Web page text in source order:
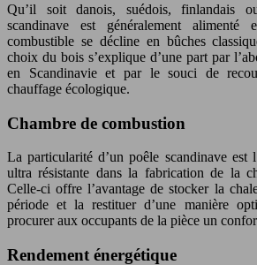
Qu’il soit danois, suédois, finlandais
scandinave est généralement
combustible se décline en bûches
choix du bois s’explique d’une part par
en Scandinavie et par le souci de
chauffage écologique.
Chambre de combustion
La particularité d’un poêle scandinave est
ultra résistante dans la fabrication de la
Celle-ci offre l’avantage de stocker la
période et la restituer d’une manière
procurer aux occupants de la pièce un
Rendement énergétique